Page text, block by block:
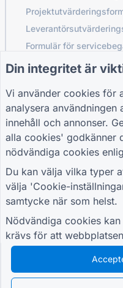
Formulär för
GUIDER
Hjälpcenter
Blogg
TIGER FORM Guide
Om
Din integritet är
Vi använder cookies för
analysera användningen
innehåll och annonser.
alla cookies' godkänner
nödvändiga cookies
Du kan välja vilka typer
välja 'Cookie-
samtycke när som helst.
Nödvändiga cookies
krävs för att